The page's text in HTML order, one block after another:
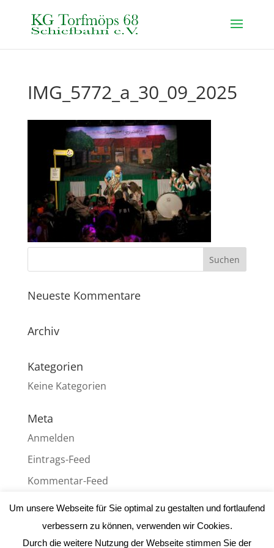
IMG_5772_a_30_09_2025
Neueste Kommentare
Archiv
Kategorien
Keine Kategorien
Meta
Anmelden
Eintrags-Feed
Kommentar-Feed
WordPress.org
Um unsere Webseite für Sie optimal zu gestalten und fortlaufend
verbessern zu können, verwenden wir Cookies.
Durch die weitere Nutzung der Webseite stimmen Sie der